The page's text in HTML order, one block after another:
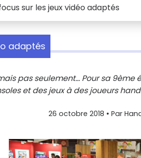
sur les jeux vidéo adaptés
adaptés
pas seulement... Pour sa 9ème
et des jeux à des joueurs
26 octobre 2018 • Par